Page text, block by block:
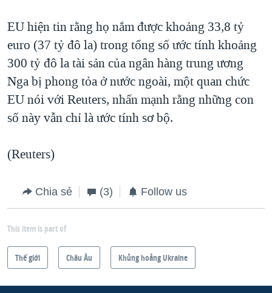
EU hiện tin rằng họ nắm được khoảng 33,8 tỷ
euro (37 tỷ đô la) trong tổng số ước tính khoảng
300 tỷ đô la tài sản của ngân hàng trung ương
Nga bị phong tỏa ở nước ngoài, một quan chức
EU nói với Reuters, nhấn mạnh rằng những con
số này vẫn chỉ là ước tính sơ bộ.
(Reuters)
Chia sẻ (3) Follow us
This item is part of
Thế giới Châu Âu Khủng hoảng Ukraine